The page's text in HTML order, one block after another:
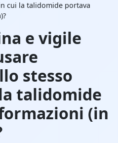
cui la talidomide portava
e vigile
stesso
talidomide
(in